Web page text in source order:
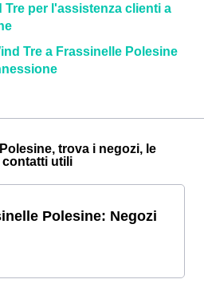
Tre per l'assistenza clienti a
Tre a Frassinelle Polesine
trova i negozi, le
contatti utili
Polesine: Negozi